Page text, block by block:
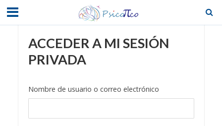
ACCEDER A MI SESIÓN
PRIVADA
Nombre de usuario o correo electrónico